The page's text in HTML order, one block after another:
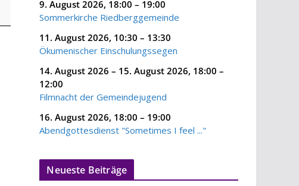
9. August 2026, 18:00 – 19:00
Sommerkirche Riedberggemeinde
11. August 2026, 10:30 – 13:30
Ökumenischer Einschulungssegen
14. August 2026 – 15. August 2026, 18:00 –
12:00
Filmnacht der Gemeindejugend
16. August 2026, 18:00 – 19:00
Abendgottesdienst "Sometimes I feel ..."
Neueste Beiträge